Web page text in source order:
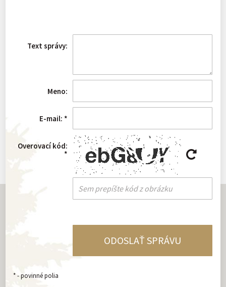
Text správy:
Meno:
E-mail: *
Overovací kód:
*
*- povinné polia